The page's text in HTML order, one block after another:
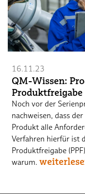
16.11.23
QM-Wissen:
Produktfreigabe
Noch vor der
nachweisen, dass
Produkt alle
Verfahren hierfür ist
Produktfreigabe
warum.